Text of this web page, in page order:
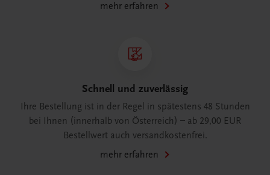
mehr erfahren
Schnell und zuverlässig
Ihre Bestellung ist in der Regel in spätestens 48 Stunden
bei Ihnen (innerhalb von Österreich) – ab 29,00 EUR
Bestellwert auch versandkostenfrei.
mehr erfahren